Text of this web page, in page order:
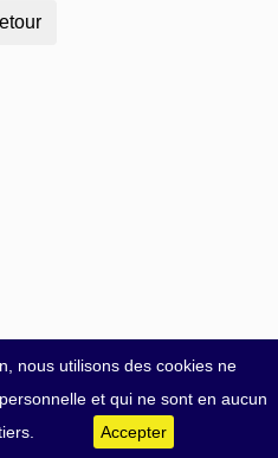
nous utilisons des cookies ne
et qui ne sont en aucun
Accepter